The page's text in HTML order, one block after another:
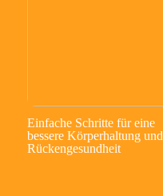
Einfache Schritte für eine
bessere Körperhaltung und
Rückengesundheit